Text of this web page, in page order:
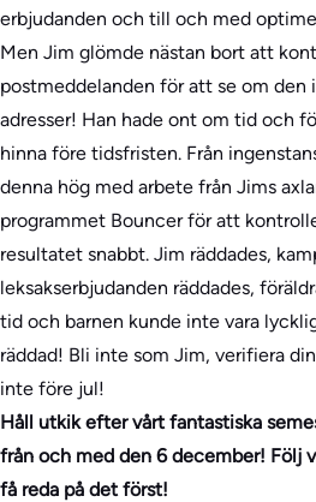
erbjudanden och till och med
Men Jim glömde nästan bort att
postmeddelanden för att se om den
adresser! Han hade ont om tid och
hinna före tidsfristen. Från
denna hög med arbete från Jims
programmet Bouncer för att
resultatet snabbt. Jim räddades,
leksakserbjudanden räddades,
tid och barnen kunde inte vara
räddad! Bli inte som Jim, verifiera
inte före jul!
Håll utkik efter vårt fantastiska
från och med den 6 december! Följ
få reda på det först!